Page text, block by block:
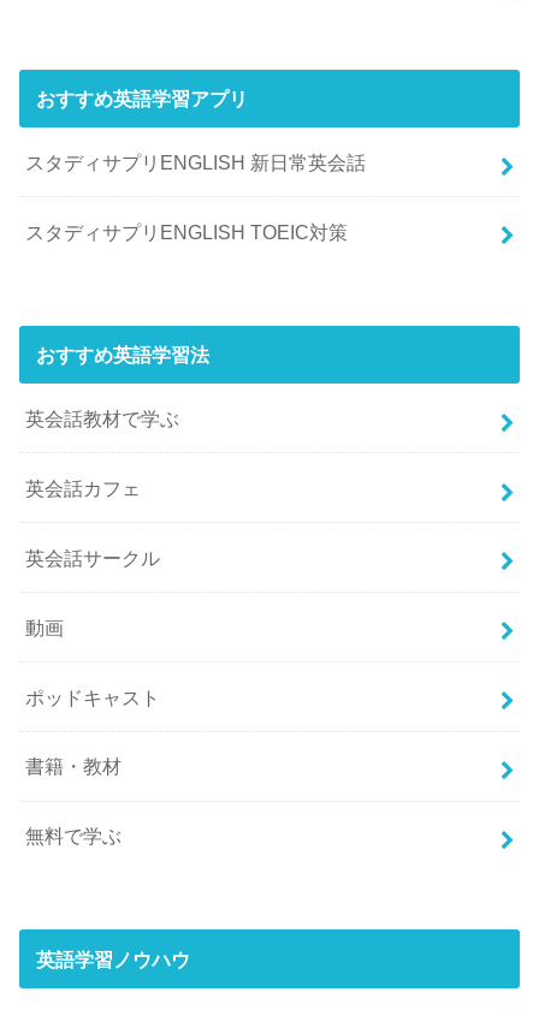
おすすめ英語学習アプリ
スタディサプリENGLISH 新日常英会話
スタディサプリENGLISH TOEIC対策
おすすめ英語学習法
英会話教材で学ぶ
英会話カフェ
英会話サークル
動画
ポッドキャスト
書籍・教材
無料で学ぶ
英語学習ノウハウ